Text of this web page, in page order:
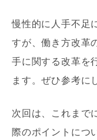
慢性的に人手不足
すが、働き方改革
手に関する改革を
ます。ぜひ参考に
次回は、これまで
際のポイントにつ